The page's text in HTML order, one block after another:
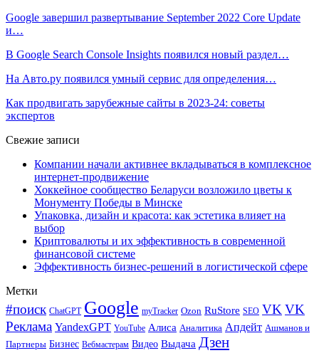
Google завершил развертывание September 2022 Сore Update
и…
В Google Search Console Insights появился новый раздел…
На Авто.ру появился умный сервис для определения…
Как продвигать зарубежные сайты в 2023-24: советы
экспертов
Свежие записи
Компании начали активнее вкладываться в комплексное
интернет-продвижение
Хоккейное сообщество Беларуси возложило цветы к
Монументу Победы в Минске
Упаковка, дизайн и красота: как эстетика влияет на
выбор
Криптовалюты и их эффективность в современной
финансовой системе
Эффективность бизнес-решений в логистической сфере
Метки
#поиск ChatGPT Google myTracker Ozon RuStore SEO VK VK
Реклама YandexGPT YouTube Алиса Аналитика Апдейт Ашманов и
Партнеры Бизнес Вебмастерам Видео Выдача Дзен